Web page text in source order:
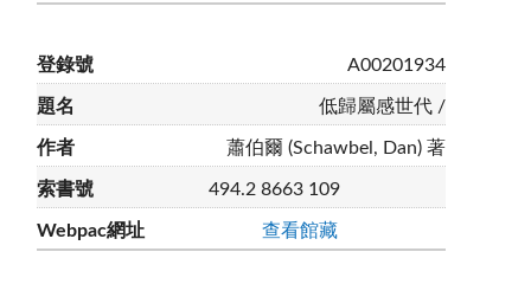
A00201934
低歸屬感世代 /
蕭伯爾 (Schawbel, Dan) 著
494.2 8663 109
查看館藏